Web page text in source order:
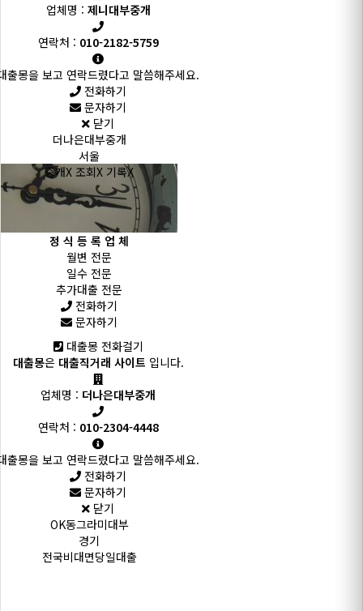
업체명 : 제니대부중개
연락처 : 010-2182-5759
출몽을 보고 연락드렸다고 말씀해주세요.
전화하기
문자하기
닫기
더나은대부중개
서울
중개X 조회X 기록X
정 식 등 록 업 체
월변 전문
일수 전문
추가대출 전문
전화하기
문자하기
대출몽 전화걸기
대출몽은 대출직거래 사이트 입니다.
업체명 : 더나은대부중개
연락처 : 010-2304-4448
출몽을 보고 연락드렸다고 말씀해주세요.
전화하기
문자하기
닫기
OK동그라미대부
경기
전국비대면당일대출